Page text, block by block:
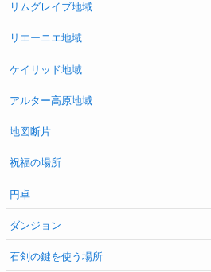
リムグレイブ地域
リエーニエ地域
ケイリッド地域
アルター高原地域
地図断片
祝福の場所
円卓
ダンジョン
石剣の鍵を使う場所